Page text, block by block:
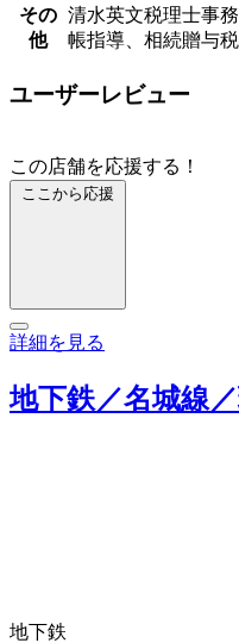
その
他
清水英文税理士事
帳指導、相続贈与
ユーザーレビュー
この店舗を応援する！
ここから応援
詳細を見る
地下鉄／名城線
地下鉄